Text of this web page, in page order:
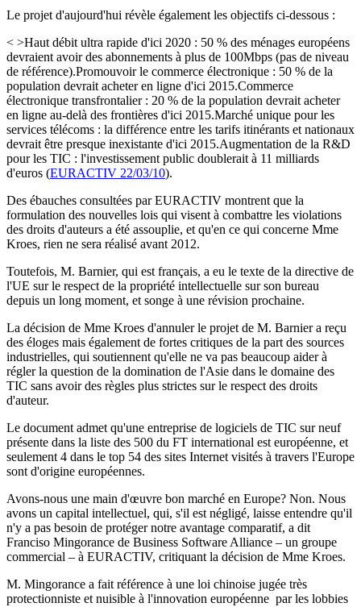
Le projet d'aujourd'hui révèle également les objectifs ci-dessous :
< >Haut débit ultra rapide d'ici 2020 : 50 % des ménages européens
devraient avoir des abonnements à plus de 100Mbps (pas de niveau
de référence).Promouvoir le commerce électronique : 50 % de la
population devrait acheter en ligne d'ici 2015.Commerce
électronique transfrontalier : 20 % de la population devrait acheter
en ligne au-delà des frontières d'ici 2015.Marché unique pour les
services télécoms : la différence entre les tarifs itinérants et nationaux
devrait être presque inexistante d'ici 2015.Augmentation de la R&D
pour les TIC : l'investissement public doublerait à 11 milliards
d'euros (EURACTIV 22/03/10).
Des ébauches consultées par EURACTIV montrent que la
formulation des nouvelles lois qui visent à combattre les violations
des droits d'auteurs a été assouplie, et qu'en ce qui concerne Mme
Kroes, rien ne sera réalisé avant 2012.
Toutefois, M. Barnier, qui est français, a eu le texte de la directive de
l'UE sur le respect de la propriété intellectuelle sur son bureau
depuis un long moment, et songe à une révision prochaine.
La décision de Mme Kroes d'annuler le projet de M. Barnier a reçu
des éloges mais également de fortes critiques de la part des sources
industrielles, qui soutiennent qu'elle ne va pas beaucoup aider à
régler la question de la domination de l'Asie dans le domaine des
TIC sans avoir des règles plus strictes sur le respect des droits
d'auteur.
Le document admet qu'une entreprise de logiciels de TIC sur neuf
présente dans la liste des 500 du FT international est européenne, et
seulement 4 dans le top 54 des sites Internet visités à travers l'Europe
sont d'origine européennes.
Avons-nous une main d'œuvre bon marché en Europe? Non. Nous
avons un capital intellectuel, qui, s'il est négligé, laisse entendre qu'il
n'y a pas besoin de protéger notre avantage comparatif, a dit
Franciso Mingorance de Business Software Alliance – un groupe
commercial – à EURACTIV, critiquant la décision de Mme Kroes.
M. Mingorance a fait référence à une loi chinoise jugée très
protectionniste et nuisible à l'innovation européenne par les lobbies